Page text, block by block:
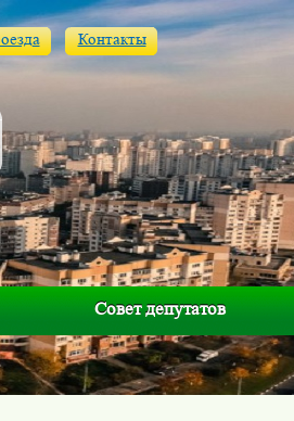
Контакты
Совет депутатов